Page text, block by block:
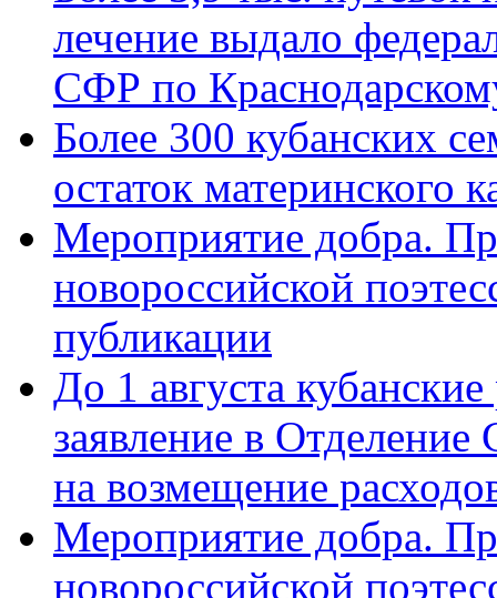
лечение выдало
СФР по
Более 300 кубанских
остаток материнского
Мероприятие добра.
новороссийской
публикации
До 1 августа
заявление в
на возмещение
Мероприятие добра.
новороссийской